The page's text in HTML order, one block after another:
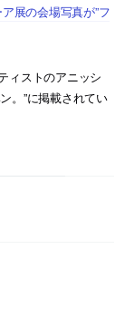
展の会場写真が”フ
ィストのアニッシ
。”に掲載されてい